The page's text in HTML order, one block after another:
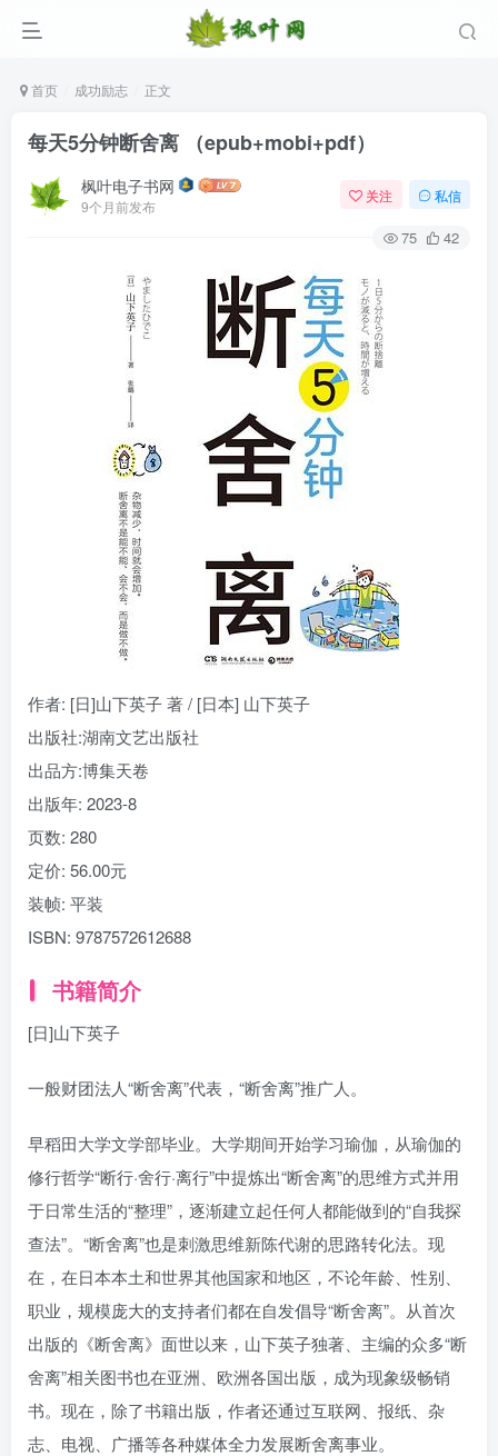
首页 成功励志 正文
每天5分钟断舍离 （epub+mobi+pdf）
枫叶电子书网
9个月前发布
关注 私信
75 42
作者: [日]山下英子 著 / [日本] 山下英子
出版社:湖南文艺出版社
出品方:博集天卷
出版年: 2023-8
页数: 280
定价: 56.00元
装帧: 平装
ISBN: 9787572612688
书籍简介
[日]山下英子
一般财团法人“断舍离”代表，“断舍离”推广人。
早稻田大学文学部毕业。大学期间开始学习瑜伽，从瑜伽的
修行哲学“断行·舍行·离行”中提炼出“断舍离”的思维方式并用
于日常生活的“整理”，逐渐建立起任何人都能做到的“自我探
查法”。“断舍离”也是刺激思维新陈代谢的思路转化法。现
在，在日本本土和世界其他国家和地区，不论年龄、性别、
职业，规模庞大的支持者们都在自发倡导“断舍离”。从首次
出版的《断舍离》面世以来，山下英子独著、主编的众多“断
舍离”相关图书也在亚洲、欧洲各国出版，成为现象级畅销
书。现在，除了书籍出版，作者还通过互联网、报纸、杂
志、电视、广播等各种媒体全力发展断舍离事业。
登录
没有账号？立即注册
用户名/手机号/邮箱
登录密码
记住登录
登录
社交账号登录